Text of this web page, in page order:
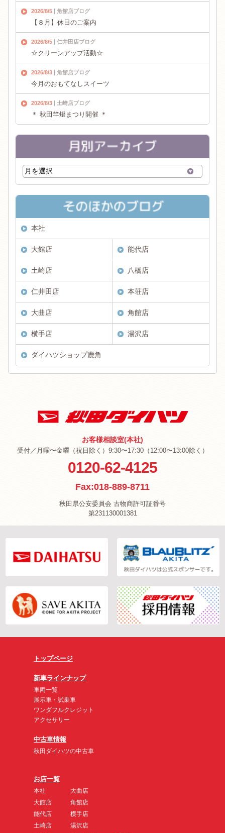
2026/8/5 角館店ブログ
【８月】休日のご案内
2026/8/5 仁井田店ブログ
☆クリーンアップ活動☆
2026/8/3 角館店ブログ
今月のおもてなしスイーツ
2026/8/3 土崎店ブログ
＊ 秋田竿燈まつり開催 ＊
本社
大館店 能代店
土崎店 八橋店
仁井田店 本荘店
大曲店 角館店
横手店 湯沢店
ダイハツショップ鹿角
お客様相談室(本社)
受付／月曜〜金曜（祝日除く）9:30〜17:30（12:00〜13:00除く）
0120-62-4125
Fax:018-889-8711
秋田県公安委員会 古物商許可証番号
第231130001381
トップページ
新車ラインナップ
車両一覧
展示車・試乗車
ワンダフルクレジット
アクセサリー
中古車情報
秋田ダイハツの中古車
お店一覧
本社
大館店
能代店
土崎店
大曲店
角館店
横手店
湯沢店